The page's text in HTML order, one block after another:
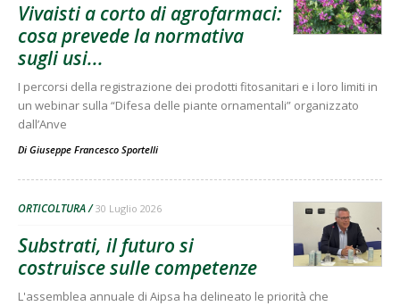
Vivaisti a corto di agrofarmaci:
cosa prevede la normativa
sugli usi...
I percorsi della registrazione dei prodotti fitosanitari e i loro limiti in
un webinar sulla “Difesa delle piante ornamentali” organizzato
dall’Anve
Di Giuseppe Francesco Sportelli
ORTICOLTURA 30 Luglio 2026
Substrati, il futuro si
costruisce sulle competenze
L'assemblea annuale di Aipsa ha delineato le priorità che